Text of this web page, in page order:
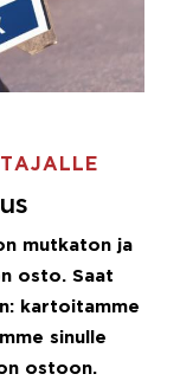
mutkaton ja
osto. Saat
kartoitamme
sinulle
ostoon.